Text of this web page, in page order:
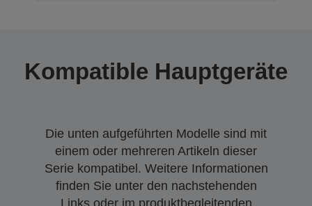
Kompatible Hauptgeräte
Die unten aufgeführten Modelle sind mit
einem oder mehreren Artikeln dieser
Serie kompatibel. Weitere Informationen
finden Sie unter den nachstehenden
Links oder im produktbegleitenden